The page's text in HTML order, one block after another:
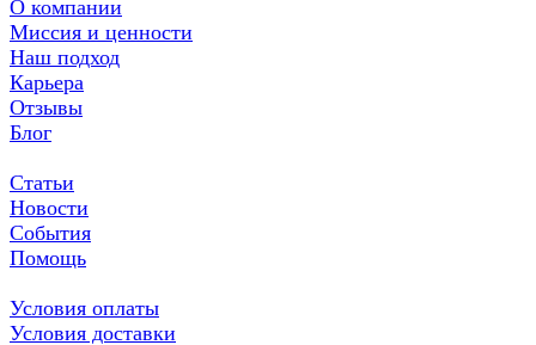
О компании
Миссия и ценности
Наш подход
Карьера
Отзывы
Блог
Статьи
Новости
События
Помощь
Условия оплаты
Условия доставки